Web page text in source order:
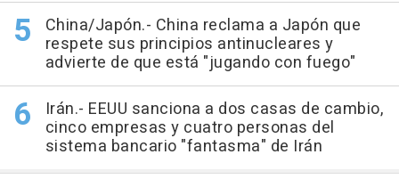
China/Japón.- China reclama a Japón que
respete sus principios antinucleares y
advierte de que está "jugando con fuego"
Irán.- EEUU sanciona a dos casas de cambio,
cinco empresas y cuatro personas del
sistema bancario "fantasma" de Irán